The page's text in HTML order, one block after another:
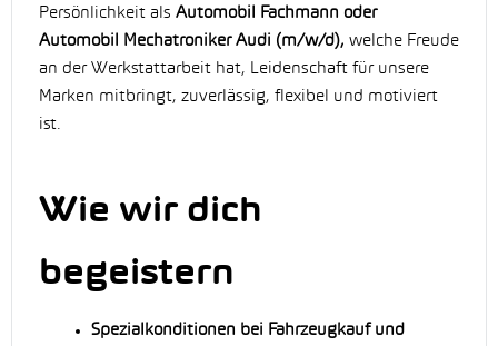
Persönlichkeit als Automobil Fachmann oder
Automobil Mechatroniker Audi (m/w/d), welche Freude
an der Werkstattarbeit hat, Leidenschaft für unsere
Marken mitbringt, zuverlässig, flexibel und motiviert
ist.
Wie wir dich
begeistern
Spezialkonditionen bei Fahrzeugkauf und